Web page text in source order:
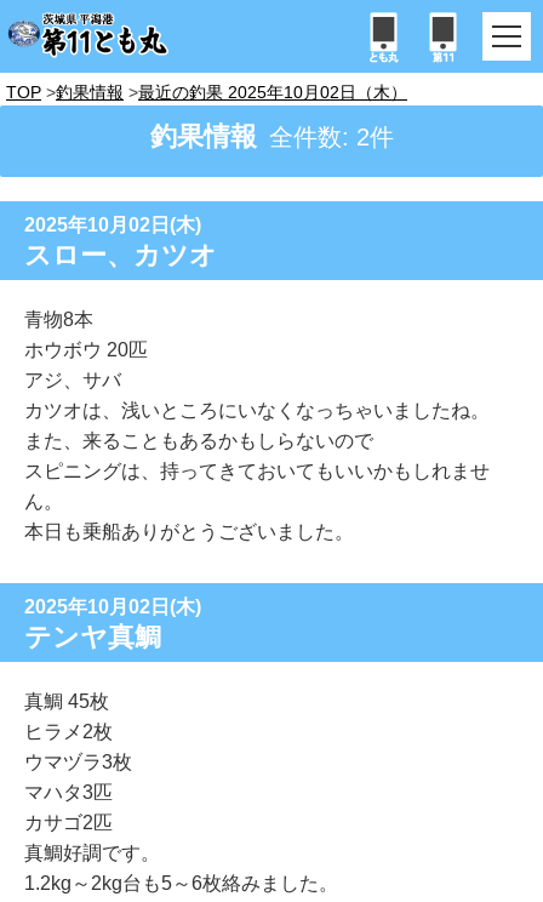
TOP 釣果情報 最近の釣果 2025年10月02日（木）
釣果情報 全件数: 2件
2025年10月02日(木)
スロー、カツオ
青物8本
ホウボウ 20匹
アジ、サバ
カツオは、浅いところにいなくなっちゃいましたね。
また、来ることもあるかもしらないので
スピニングは、持ってきておいてもいいかもしれませ
ん。
本日も乗船ありがとうございました。
2025年10月02日(木)
テンヤ真鯛
真鯛 45枚
ヒラメ2枚
ウマヅラ3枚
マハタ3匹
カサゴ2匹
真鯛好調です。
1.2kg～2kg台も5～6枚絡みました。